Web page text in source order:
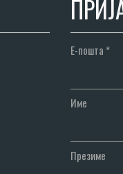
Е-пошта *
Име
Презиме